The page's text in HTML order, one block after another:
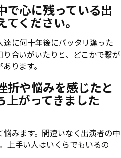
で心に残っている出
ください。
に何十年後にバッタリ逢った
合いがいたりと、どこかで繋が
ります。
折や悩みを感じたと
上がってきました
みます。間違いなく出演者の中
上手い人はいくらでもいるの